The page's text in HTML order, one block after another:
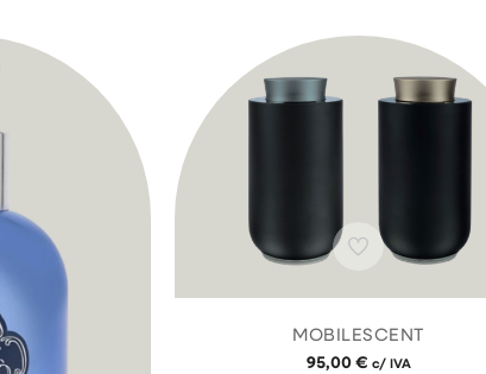
MOBILESCENT
95,00€ c/ IVA